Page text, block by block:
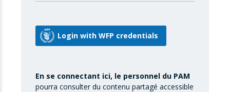
En se connectant ici, le personnel du PAM
pourra consulter du contenu partagé accessible